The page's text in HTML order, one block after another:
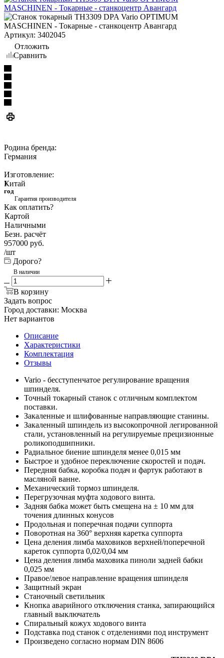
Артикул: 3402045
Отложить
Сравнить
Родина бренда:
Германия
Изготовление:
Китай
1
год
Гарантия производителя
Как оплатить?
Картой
Наличными
Безн. расчёт
957000 руб.
/шт
Дорого?
В наличии
В корзину
Задать вопрос
Город доставки: Москва
Нет вариантов
Описание
Характеристики
Комплектация
Отзывы
Vario - бесступенчатое регулирование вращения
шпинделя.
Точный токарный станок с отличным комплектом
поставки.
Закаленные и шлифованные направляющие станины.
Закаленный шпиндель из высокопрочной легированной
стали, установленный на регулируемые прецизионные
роликоподшипники.
Радиальное биение шпинделя менее 0,015 мм
Быстрое и удобное переключение скоростей и подач.
Передняя бабка, коробка подач и фартук работают в
масляной ванне.
Механический тормоз шпинделя.
Перегрузочная муфта ходового винта.
Задняя бабка может быть смещена на ± 10 мм для
точения длинных конусов
Продольная и поперечная подачи суппорта
Поворотная на 360° верхняя каретка суппорта
Цена деления лимба маховиков верхней/поперечной
кареток суппорта 0,02/0,04 мм
Цена деления лимба маховика пиноли задней бабки
0,025 мм
Правое/левое направление вращения шпинделя
Защитный экран
Станочный светильник
Кнопка аварийного отключения станка, запирающийся
главный выключатель
Спиральный кожух ходового винта
Подставка под станок с отделениями под инструмент
Произведено согласно нормам DIN 8606